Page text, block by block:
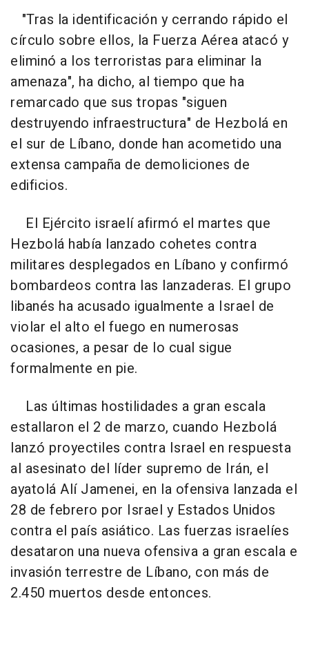
"Tras la identificación y cerrando rápido el
círculo sobre ellos, la Fuerza Aérea atacó y
eliminó a los terroristas para eliminar la
amenaza", ha dicho, al tiempo que ha
remarcado que sus tropas "siguen
destruyendo infraestructura" de Hezbolá en
el sur de Líbano, donde han acometido una
extensa campaña de demoliciones de
edificios.
El Ejército israelí afirmó el martes que
Hezbolá había lanzado cohetes contra
militares desplegados en Líbano y confirmó
bombardeos contra las lanzaderas. El grupo
libanés ha acusado igualmente a Israel de
violar el alto el fuego en numerosas
ocasiones, a pesar de lo cual sigue
formalmente en pie.
Las últimas hostilidades a gran escala
estallaron el 2 de marzo, cuando Hezbolá
lanzó proyectiles contra Israel en respuesta
al asesinato del líder supremo de Irán, el
ayatolá Alí Jamenei, en la ofensiva lanzada el
28 de febrero por Israel y Estados Unidos
contra el país asiático. Las fuerzas israelíes
desataron una nueva ofensiva a gran escala e
invasión terrestre de Líbano, con más de
2.450 muertos desde entonces.